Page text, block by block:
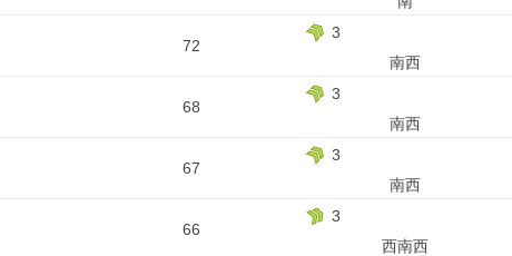
72
3
南西
68
3
南西
67
3
南西
66
3
西南西